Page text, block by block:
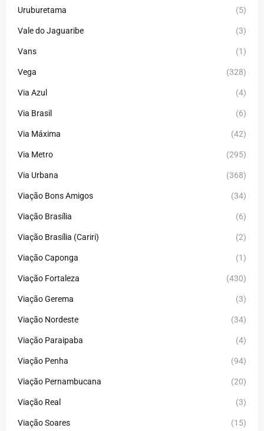
Uruburetama (5)
Vale do Jaguaribe (3)
Vans (1)
Vega (328)
Via Azul (4)
Via Brasil (6)
Via Máxima (42)
Via Metro (295)
Via Urbana (368)
Viação Bons Amigos (34)
Viação Brasília (6)
Viação Brasília (Cariri) (2)
Viação Caponga (1)
Viação Fortaleza (430)
Viação Gerema (3)
Viação Nordeste (34)
Viação Paraipaba (4)
Viação Penha (94)
Viação Pernambucana (20)
Viação Real (3)
Viação Soares (15)